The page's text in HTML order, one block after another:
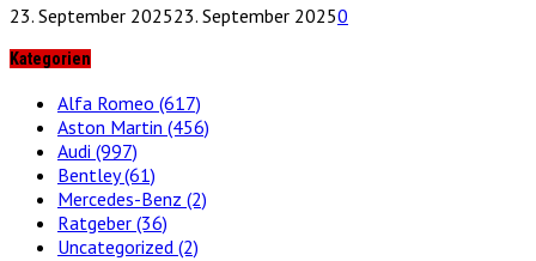
23. September 202523. September 20250
Kategorien
Alfa Romeo (617)
Aston Martin (456)
Audi (997)
Bentley(61)
Mercedes-Benz (2)
Ratgeber (36)
Uncategorized (2)